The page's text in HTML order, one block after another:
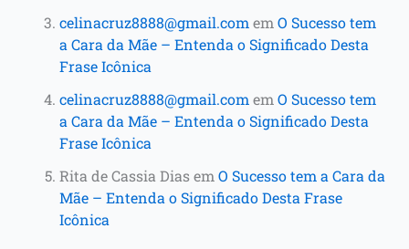
celinacruz8888@gmail.com em O Sucesso tem
a Cara da Mãe – Entenda o Significado Desta
Frase Icônica
celinacruz8888@gmail.com em O Sucesso tem
a Cara da Mãe – Entenda o Significado Desta
Frase Icônica
Rita de Cassia Diasem O Sucesso tem a Cara da
Mãe – Entenda o Significado Desta Frase
Icônica